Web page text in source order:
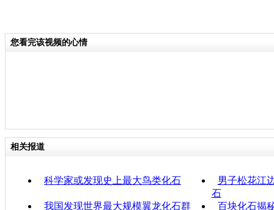
您看完该视频的心情
相关报道
科学家或发现史上最大鸟类化石
男子松花江
石
我国发现世界最大规模翼龙化石群
百块化石揭